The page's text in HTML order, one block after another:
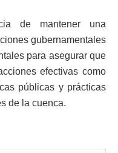
de mantener una
gubernamentales
para asegurar que
efectivas como
públicas y prácticas
de la cuenca.